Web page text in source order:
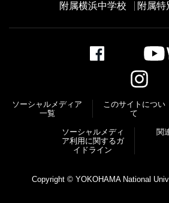
附属横浜中学校
附属特
ソーシャルメディア
一覧
このサイトについ
て
ソーシャルメディ
ア利⽤に関するガ
イドライン
関
Copyright © YOKOHAMA National